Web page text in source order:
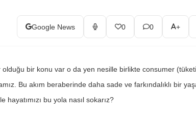
Google News 0 0 +
bir konu var o da yen nesille birlikte consumer
Bu akım beraberinde daha sade ve farkındalıklı bir
hayatımızı bu yola nasıl sokarız?